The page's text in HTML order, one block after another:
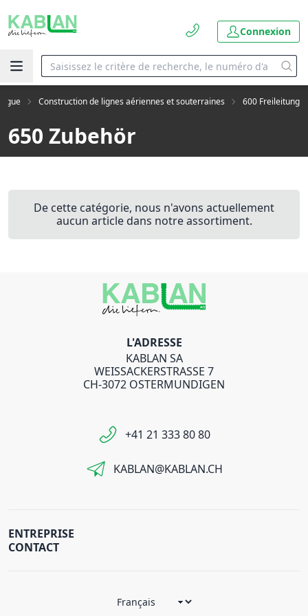
Connexion
Construction de lignes aériennes et souterraines 600 Freileitung
650 Zubehör
De cette catégorie, nous n'avons actuellement
aucun article dans notre assortiment.
L'ADRESSE
KABLAN SA
WEISSACKERSTRASSE 7
CH-3072 OSTERMUNDIGEN
+41 21 333 80 80
KABLAN@KABLAN.CH
ENTREPRISE
CONTACT